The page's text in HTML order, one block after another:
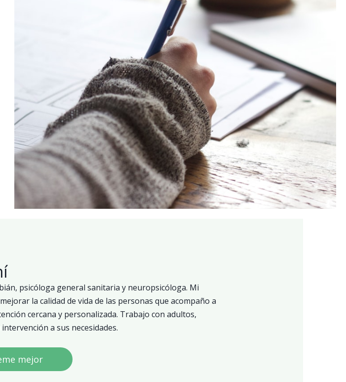
psicóloga general sanitaria y neuropsicóloga. Mi
la calidad de vida de las personas que acompaño a
cercana y personalizada. Trabajo con adultos,
a sus necesidades.
mejor